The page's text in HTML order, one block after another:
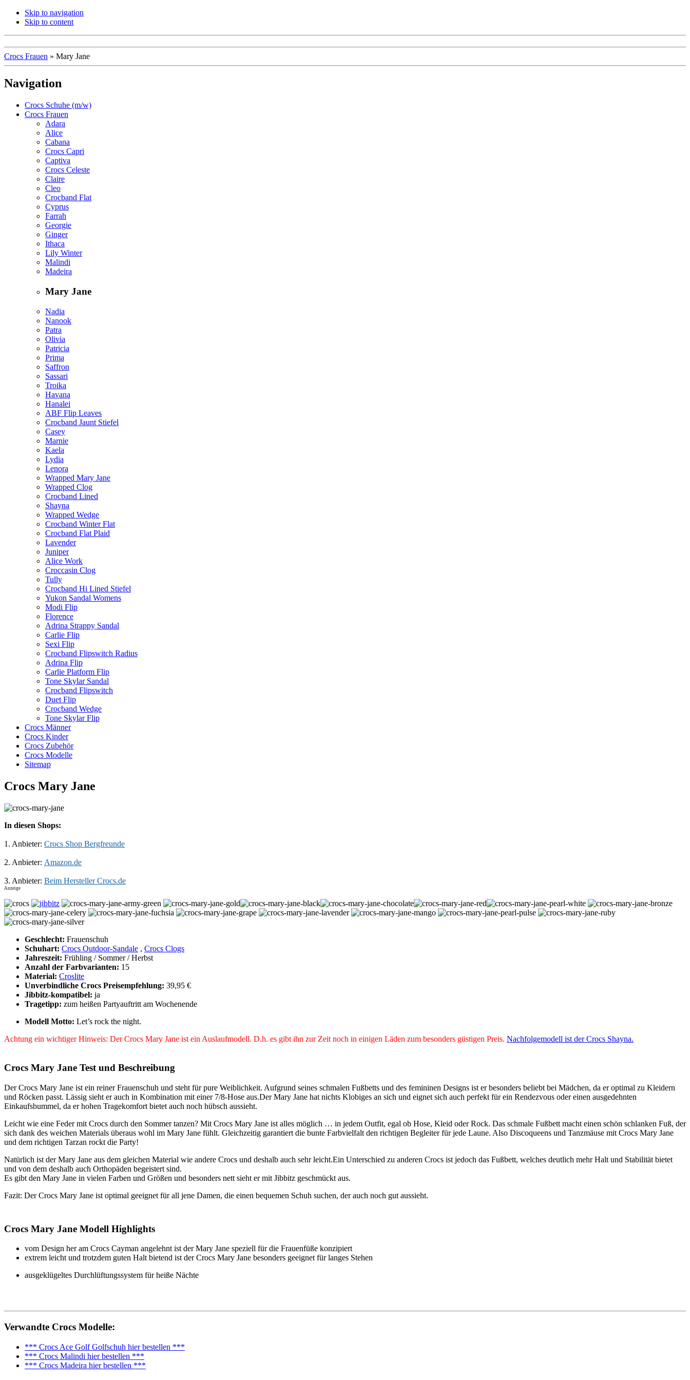
Skip to navigation
Skip to content
Crocs Frauen » Mary Jane
Navigation
Crocs Schuhe (m/w)
Crocs Frauen
Adara
Alice
Cabana
Crocs Capri
Captiva
Crocs Celeste
Claire
Cleo
Crocband Flat
Cyprus
Farrah
Georgie
Ginger
Ithaca
Lily Winter
Malindi
Madeira
Mary Jane
Nadia
Nanook
Patra
Olivia
Patricia
Prima
Saffron
Sassari
Troika
Havana
Hanalei
ABF Flip Leaves
Crocband Jaunt Stiefel
Casey
Marnie
Kaela
Lydia
Lenora
Wrapped Mary Jane
Wrapped Clog
Crocband Lined
Shayna
Wrapped Wedge
Crocband Winter Flat
Crocband Flat Plaid
Lavender
Juniper
Alice Work
Croccasin Clog
Tully
Crocband Hi Lined Stiefel
Yukon Sandal Womens
Modi Flip
Florence
Adrina Strappy Sandal
Carlie Flip
Sexi Flip
Crocband Flipswitch Radius
Adrina Flip
Carlie Platform Flip
Tone Skylar Sandal
Crocband Flipswitch
Duet Flip
Crocband Wedge
Tone Skylar Flip
Crocs Männer
Crocs Kinder
Crocs Zubehör
Crocs Modelle
Sitemap
Crocs Mary Jane
In diesen Shops:
1. Anbieter: Crocs Shop Bergfreunde
2. Anbieter: Amazon.de
3. Anbieter: Beim Hersteller Crocs.de
Anzeige
Geschlecht: Frauenschuh
Schuhart: Crocs Outdoor-Sandale , Crocs Clogs
Jahreszeit: Frühling / Sommer / Herbst
Anzahl der Farbvarianten: 15
Material: Croslite
Unverbindliche Crocs Preisempfehlung: 39,95 €
Jibbitz-kompatibel: ja
Tragetipp: zum heißen Partyauftritt am Wochenende
Modell Motto: Let’s rock the night.
Achtung ein wichtiger Hinweis: Der Crocs Mary Jane ist ein Auslaufmodell. D.h. es gibt ihn zur Zeit noch in einigen Läden zum besonders güstigen Preis. Nachfolgemodell ist der Crocs Shayna.
Crocs Mary Jane Test und Beschreibung
Der Crocs Mary Jane ist ein reiner Frauenschuh und steht für pure Weiblichkeit. Aufgrund seines schmalen Fußbetts und des femininen Designs ist er besonders beliebt bei Mädchen, da er optimal zu Kleidern
und Röcken passt. Lässig sieht er auch in Kombination mit einer 7/8-Hose aus.Der Mary Jane hat nichts Klobiges an sich und eignet sich auch perfekt für ein Rendezvous oder einen ausgedehnten
Einkaufsbummel, da er hohen Tragekomfort bietet auch noch hübsch aussieht.
Leicht wie eine Feder mit Crocs durch den Sommer tanzen? Mit Crocs Mary Jane ist alles möglich … in jedem Outfit, egal ob Hose, Kleid oder Rock. Das schmale Fußbett macht einen schön schlanken Fuß, der
sich dank des weichen Materials überaus wohl im Mary Jane fühlt. Gleichzeitig garantiert die bunte Farbvielfalt den richtigen Begleiter für jede Laune. Also Discoqueens und Tanzmäuse mit Crocs Mary Jane
und dem richtigen Tarzan rockt die Party!
Natürlich ist der Mary Jane aus dem gleichen Material wie andere Crocs und deshalb auch sehr leicht.Ein Unterschied zu anderen Crocs ist jedoch das Fußbett, welches deutlich mehr Halt und Stabilität bietet
und von dem deshalb auch Orthopäden begeistert sind.
Es gibt den Mary Jane in vielen Farben und Größen und besonders nett sieht er mit Jibbitz geschmückt aus.
Fazit: Der Crocs Mary Jane ist optimal geeignet für all jene Damen, die einen bequemen Schuh suchen, der auch noch gut aussieht.
Crocs Mary Jane Modell Highlights
vom Design her am Crocs Cayman angelehnt ist der Mary Jane speziell für die Frauenfüße konzipiert
extrem leicht und trotzdem guten Halt bietend ist der Crocs Mary Jane besonders geeignet für langes Stehen
ausgeklügeltes Durchlüftungssystem für heiße Nächte
Verwandte Crocs Modelle:
*** Crocs Ace Golf Golfschuh hier bestellen ***
*** Crocs Malindi hier bestellen ***
*** Crocs Madeira hier bestellen ***